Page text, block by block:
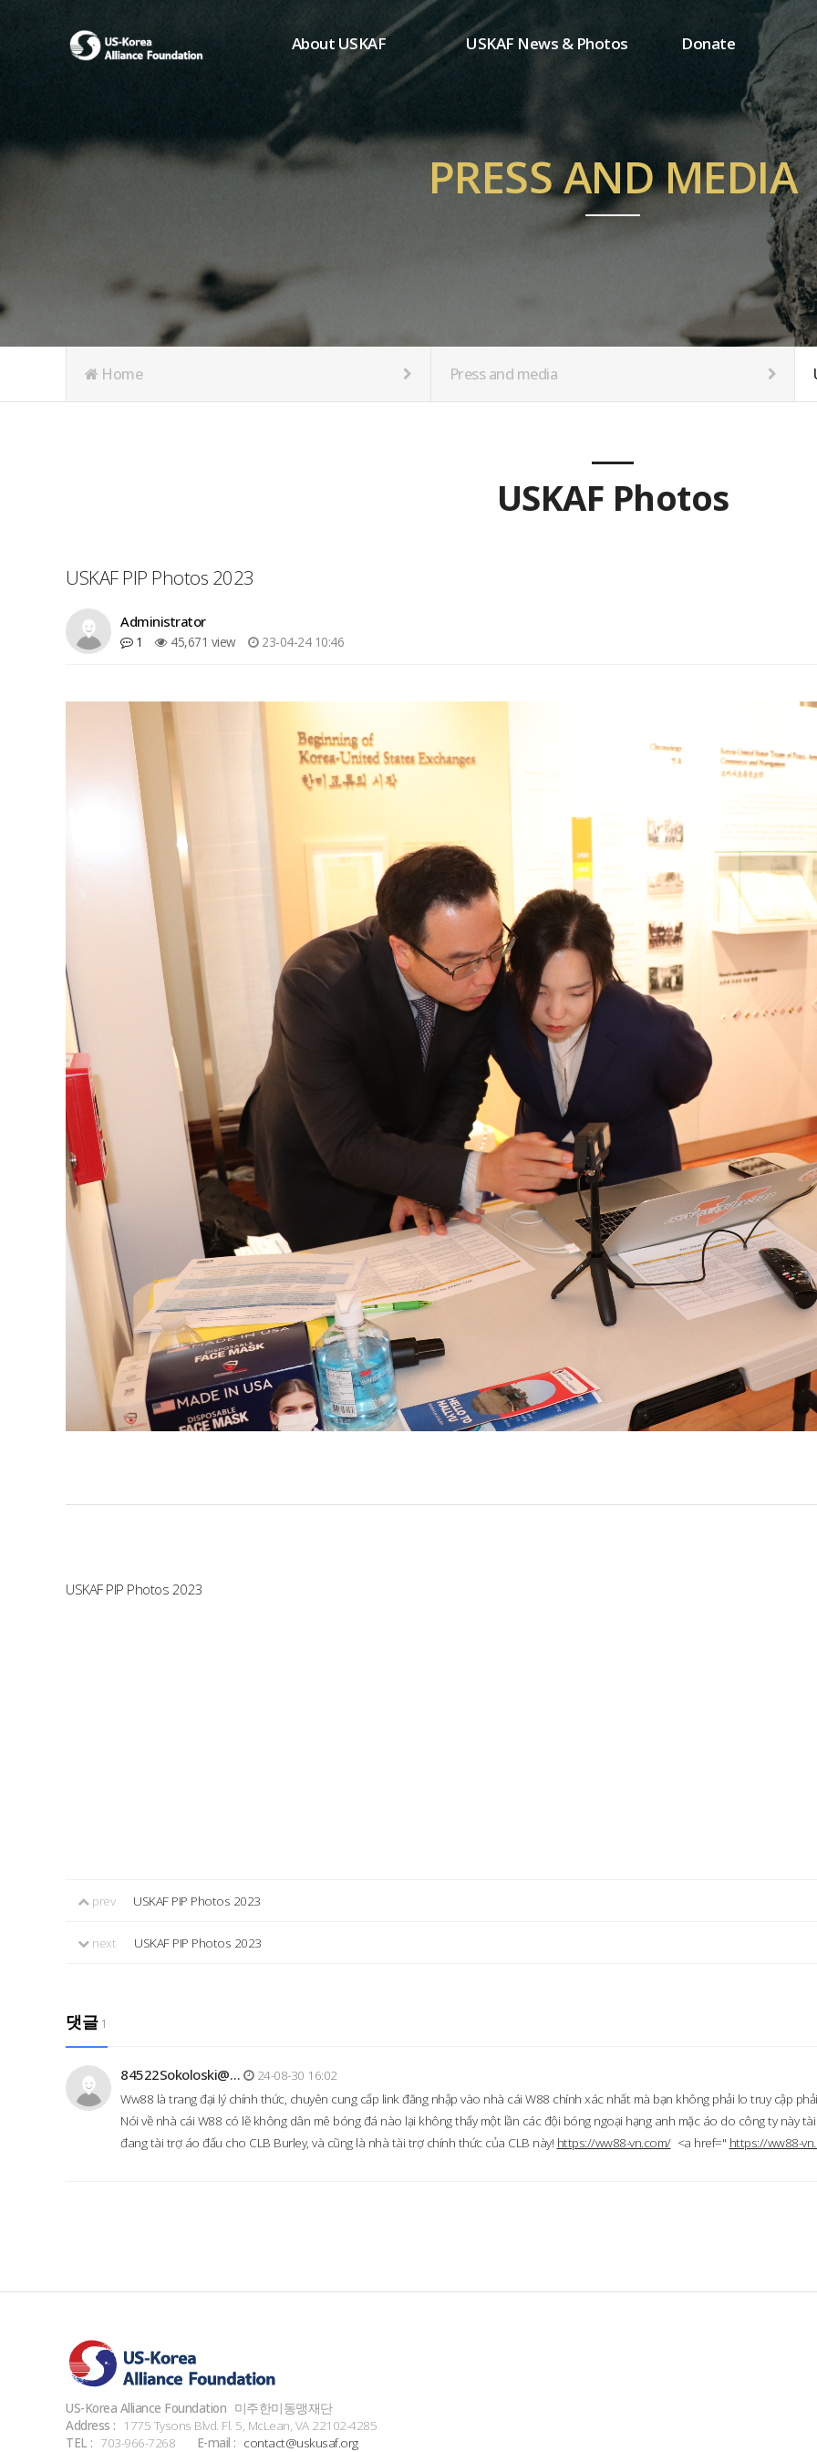
About USKAF
Chairman's Greeting
President's Greeting
Purpose of Foundation
Board of Directors
Articles of Incorporation
USKAF News & Photos
USKAF Photos
USKAF PIP Photos 2023
Notice
Donate
One-time donation
Regular donation
MemberShip
PRESS AND MEDIA
Home Press and media
USKAF Photos
USKAF PIP Photos 2023
Administrator
1 45,671 view 23-04-24 10:46
USKAF PIP Photos 2023
prev USKAF PIP Photos 2023
next USKAF PIP Photos 2023
댓글 1
84522Sokoloski@…
24-08-30 16:02
Ww88 là trang đại lý chính thức, chuyên cung cấp link đăng nhập vào nhà cái W88 chính xác nhất mà bạn không phải lo truy cập
Nói về nhà cái W88 có lẽ không dân mê bóng đá nào lại không thấy một lần các đội bóng ngoại hạng anh mặc áo do công ty này
đang tài trợ áo đấu cho CLB Burley, và cũng là nhà tài trợ chính thức của CLB này! https://ww88-vn.com/<a href=" https://ww88-
US-Korea Alliance Foundation 미주한미동맹재단
Address : 1775 Tysons Blvd. Fl. 5, McLean, VA 22102-4285
TEL : 703-966-7268 E-mail : contact@uskusaf.org